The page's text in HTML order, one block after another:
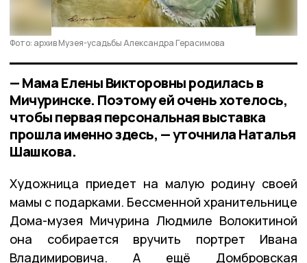
Фото: архив Музея-усадьбы Александра Герасимова
— Мама Елены Викторовны родилась в
Мичуринске. Поэтому ей очень хотелось,
чтобы первая персональная выставка
прошла именно здесь, — уточнила Наталья
Шашкова.
Художница приедет на малую родину своей
мамы с подарками. Бессменной хранительнице
Дома-музея Мичурина Людмиле Волокитиной
она собирается вручить портрет Ивана
Владимировича. А ещё Домбровская